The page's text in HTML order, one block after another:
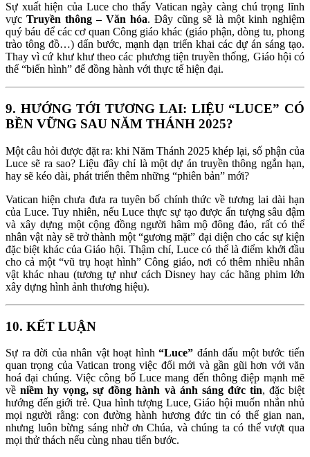
Sự xuất hiện của Luce cho thấy Vatican ngày càng chú trọng lĩnh
vực Truyền thông – Văn hóa. Đây cũng sẽ là một kinh nghiệm
quý báu để các cơ quan Công giáo khác (giáo phận, dòng tu, phong
trào tông đồ…) dấn bước, mạnh dạn triển khai các dự án sáng tạo.
Thay vì cứ khư khư theo các phương tiện truyền thống, Giáo hội có
thể “biến hình” để đồng hành với thực tế hiện đại.
9. HƯỚNG TỚI TƯƠNG LAI: LIỆU “LUCE” CÓ
BỀN VỮNG SAU NĂM THÁNH 2025?
Một câu hỏi được đặt ra: khi Năm Thánh 2025 khép lại, số phận của
Luce sẽ ra sao? Liệu đây chỉ là một dự án truyền thông ngắn hạn,
hay sẽ kéo dài, phát triển thêm những “phiên bản” mới?
Vatican hiện chưa đưa ra tuyên bố chính thức về tương lai dài hạn
của Luce. Tuy nhiên, nếu Luce thực sự tạo được ấn tượng sâu đậm
và xây dựng một cộng đồng người hâm mộ đông đảo, rất có thể
nhân vật này sẽ trở thành một “gương mặt” đại diện cho các sự kiện
đặc biệt khác của Giáo hội. Thậm chí, Luce có thể là điểm khởi đầu
cho cả một “vũ trụ hoạt hình” Công giáo, nơi có thêm nhiều nhân
vật khác nhau (tương tự như cách Disney hay các hãng phim lớn
xây dựng hình ảnh thương hiệu).
10. KẾT LUẬN
Sự ra đời của nhân vật hoạt hình“Luce” đánh dấu một bước tiến
quan trọng của Vatican trong việc đổi mới và gần gũi hơn với văn
hoá đại chúng. Việc công bố Luce mang đến thông điệp mạnh mẽ
vềniềm hy vọng, sự đồng hành và ánh sáng đức tin, đặc biệt
hướng đến giới trẻ. Qua hình tượng Luce, Giáo hội muốn nhắn nhủ
mọi người rằng: con đường hành hương đức tin có thể gian nan,
nhưng luôn bừng sáng nhờ ơn Chúa, và chúng ta có thể vượt qua
mọi thử thách nếu cùng nhau tiến bước.